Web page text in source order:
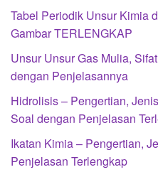
Tabel Periodik Unsur Kimia
Gambar TERLENGKAP
Unsur Unsur Gas Mulia,
dengan Penjelasannya
Hidrolisis – Pengertian,
Soal dengan Penjelasan
Ikatan Kimia – Pengertian,
Penjelasan Terlengkap